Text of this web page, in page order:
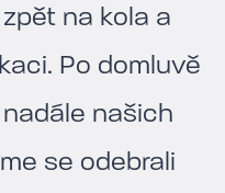
na kola a
Po domluvě
našich
se odebrali